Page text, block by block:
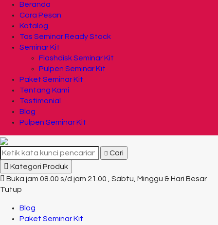
Beranda
Cara Pesan
Katalog
Tas Seminar Ready Stock
Seminar Kit
Flashdisk Seminar Kit
Pulpen Seminar Kit
Paket Seminar Kit
Tentang Kami
Testimonial
Blog
Pulpen Seminar Kit
Cari
Kategori Produk
Buka jam 08.00 s/d jam 21.00 , Sabtu, Minggu & Hari Besar
Tutup
Blog
Paket Seminar Kit